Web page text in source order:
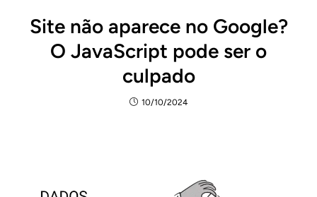
Site não aparece no Google?
O JavaScript pode ser o
culpado
10/10/2024